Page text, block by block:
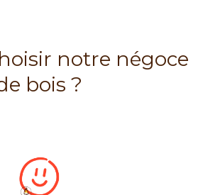
notre négoce
bois ?